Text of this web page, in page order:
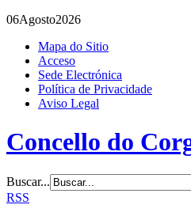
06Agosto2026
Mapa do Sitio
Acceso
Sede Electrónica
Política de Privacidade
Aviso Legal
Concello do
Buscar...
RSS